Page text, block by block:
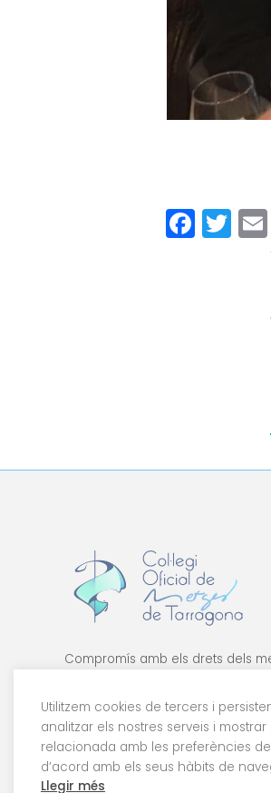
Compromís amb els drets dels
Utilitzem cookies de tercers i
analitzar els nostres serveis i
relacionada amb les preferències
d’acord amb els seus hàbits de
Llegir més